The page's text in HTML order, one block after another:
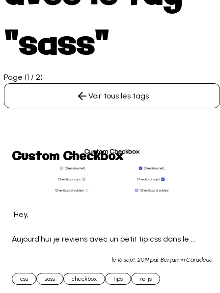
"sass"
Page (1 / 2)
Voir tous les tags
Custom Checkbox
Hey,
Aujourd'hui je reviens avec un petit tip css dans le
Cette fois-ci j'ai choisi de faire une checkbox
le 16 sept. 2019par Benjamin Caradeuc
css sass checkbox tips no-js